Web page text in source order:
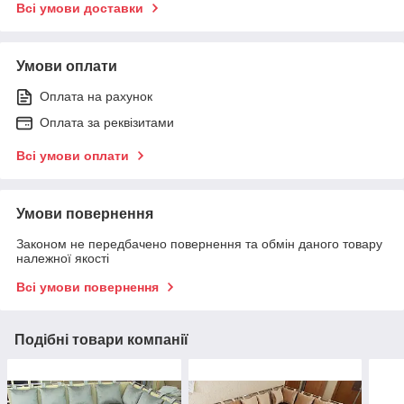
Всі умови доставки
Умови оплати
Оплата на рахунок
Оплата за реквізитами
Всі умови оплати
Умови повернення
Законом не передбачено повернення та обмін даного товару
належної якості
Всі умови повернення
Подібні товари компанії